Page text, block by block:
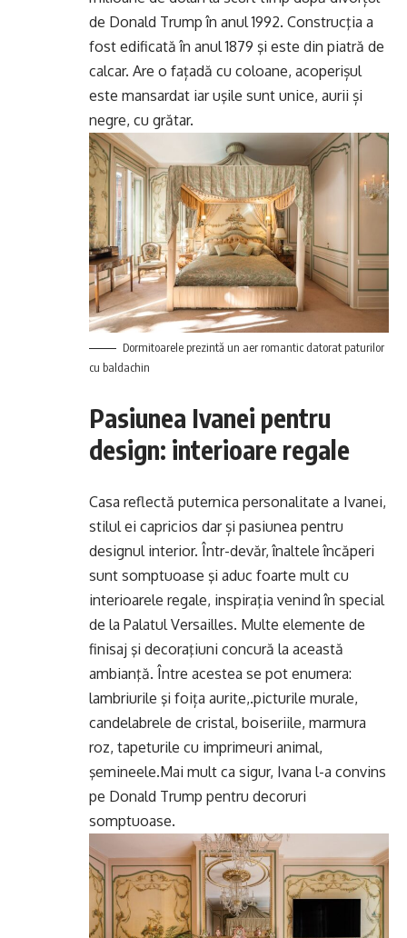
de Donald Trump în anul 1992. Construcţia a
fost edificată în anul 1879 şi este din piatră de
calcar. Are o fațadă cu coloane, acoperișul
este mansardat iar uşile sunt unice, aurii și
negre, cu grătar.
Dormitoarele prezintă un aer romantic datorat paturilor
cu baldachin
Pasiunea Ivanei pentru
design: interioare regale
Casa reflectă puternica personalitate a Ivanei,
stilul ei capricios dar și pasiunea pentru
designul interior. Într-devăr, înaltele încăperi
sunt somptuoase şi aduc foarte mult cu
interioarele regale, inspiraţia venind în special
de la Palatul Versailles. Multe elemente de
finisaj şi decoraţiuni concură la această
ambianţă. Între acestea se pot enumera:
lambriurile şi foița aurite,.picturile murale,
candelabrele de cristal, boiseriile, marmura
roz, tapeturile cu imprimeuri animal,
şemineele.Mai mult ca sigur, Ivana l-a convins
pe Donald Trump pentru decoruri
somptuoase.